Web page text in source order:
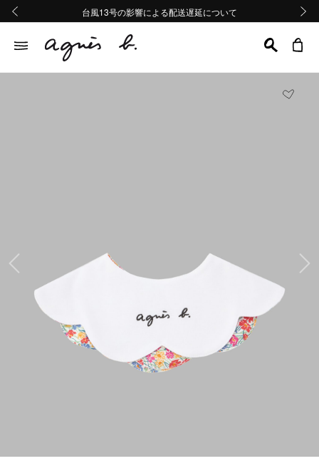
熊本地域地震の影響による配送遅延について
Summer Sale 2buy10%OFF!!
台風13号の影響による配送遅延について
熊本地域地震の影響による配送遅延について
Summer Sale 2buy10%OFF!!
前の画像